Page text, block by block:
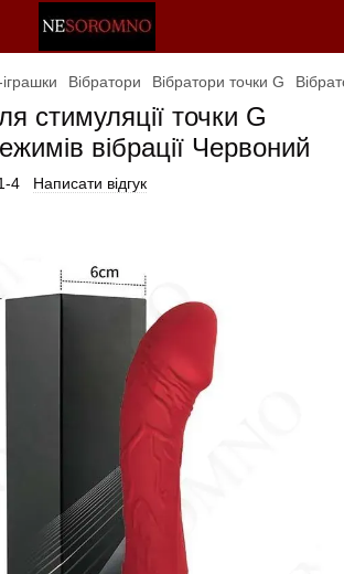
Вібратори Вібратори точки G
стимуляції точки G
вібрації Червоний
4 Написати відгук